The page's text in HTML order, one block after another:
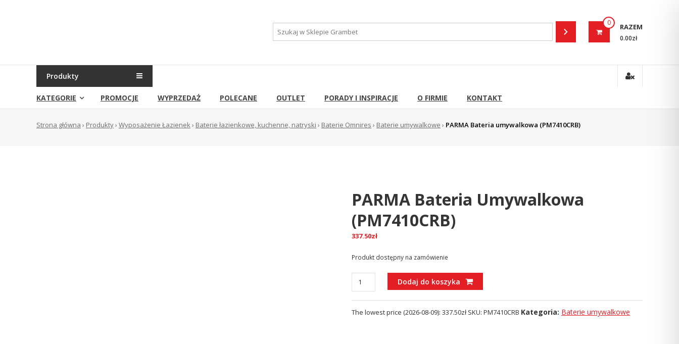
internetowy
0 RAZEM
0.00zł
Produkty
KATEGORIE PROMOCJE WYPRZEDAŻ POLECANE OUTLET PORADY I INSPIRACJE O FIRMIE KONTAKT
Strona główna › Produkty› Wyposażenie Łazienek› Baterie łazienkowe, kuchenne, natryski › Baterie Omnires › Baterie umywalkowe › PARMA Bateria umywalkowa (PM7410CRB)
PARMA Bateria Umywalkowa
(PM7410CRB)
337.50zł
Produkt dostępny na zamówienie
ilość
PARMA
Bateria
umywalkowa
Dodaj do koszyka
The lowest price (2026-08-09): 337.50zł SKU: PM7410CRB Kategoria: Baterie umywalkowe